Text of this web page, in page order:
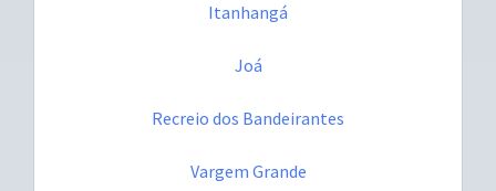
Itanhangá
Joá
Recreio dos Bandeirantes
Vargem Grande